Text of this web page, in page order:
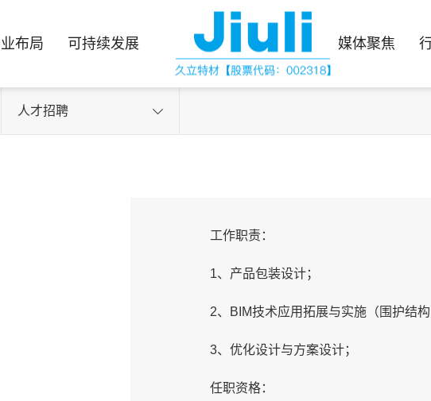
布局 可持续发展 媒体聚焦
人才招聘
工作职责：
1、产品包装设计；
2、BIM技术应用拓展与实施（围护结构
3、优化设计与方案设计；
任职资格：